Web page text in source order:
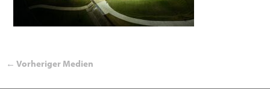
← Vorheriger Medien